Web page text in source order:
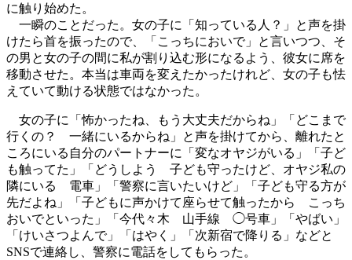
に触り始めた。
一瞬のことだった。女の子に「知っている人？」と声を掛
けたら首を振ったので、「こっちにおいで」と言いつつ、そ
の男と女の子の間に私が割り込む形になるよう、彼女に席を
移動させた。本当は車両を変えたかったけれど、女の子も怯
えていて動ける状態ではなかった。
女の子に「怖かったね、もう大丈夫だからね」「どこまで
行くの？ 一緒にいるからね」と声を掛けてから、離れたと
ころにいる自分のパートナーに「変なオヤジがいる」「子ど
も触ってた」「どうしよう 子ども守ったけど、オヤジ私の
隣にいる 電車」「警察に言いたいけど」「子ども守る方が
先だよね」「子どもに声かけて座らせて触ったから こっち
おいでといった」「今代々木 山手線 ◯号車」「やばい」
「けいさつよんで」「はやく」「次新宿で降りる」などと
SNSで連絡し、警察に電話をしてもらった。